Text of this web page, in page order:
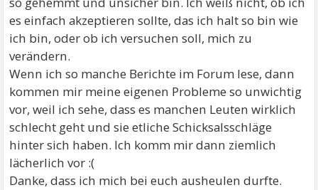
es einfach akzeptieren sollte, das ich halt so bin wie
ich bin, oder ob ich versuchen soll, mich zu
verändern.
Wenn ich so manche Berichte im Forum lese, dann
kommen mir meine eigenen Probleme so unwichtig
vor, weil ich sehe, dass es manchen Leuten wirklich
schlecht geht und sie etliche Schicksalsschläge
hinter sich haben. Ich komm mir dann ziemlich
lächerlich vor :(
Danke, dass ich mich bei euch ausheulen durfte.